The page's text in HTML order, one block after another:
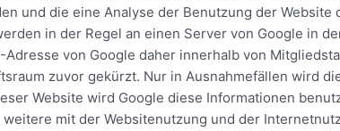
und die eine Analyse der Benutzung der
in der Regel an einen Server von Google in
von Google daher innerhalb von
zuvor gekürzt. Nur in Ausnahmefällen wird
Website wird Google diese Informationen
mit der Websitenutzung und der